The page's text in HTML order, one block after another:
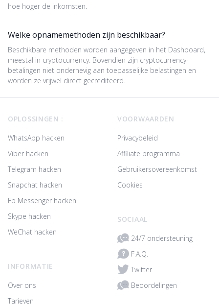
hoe hoger de inkomsten.
Welke opnamemethoden zijn beschikbaar?
Beschikbare methoden worden aangegeven in het Dashboard,
meestal in cryptocurrency. Bovendien zijn cryptocurrency-
betalingen niet onderhevig aan toepasselijke belastingen en
worden ze vrijwel direct gecrediteerd.
OPLOSSINGEN :
WhatsApp hacken
Viber hacken
Telegram hacken
Snapchat hacken
Fb Messenger hacken
Skype hacken
WeChat hacken
INFORMATIE
Over ons
Tarieven
VOORWAARDEN
Privacybeleid
Affiliate programma
Gebruikersovereenkomst
Cookies
SOCIAAL
24/7 ondersteuning
F.A.Q.
Twitter
Beoordelingen